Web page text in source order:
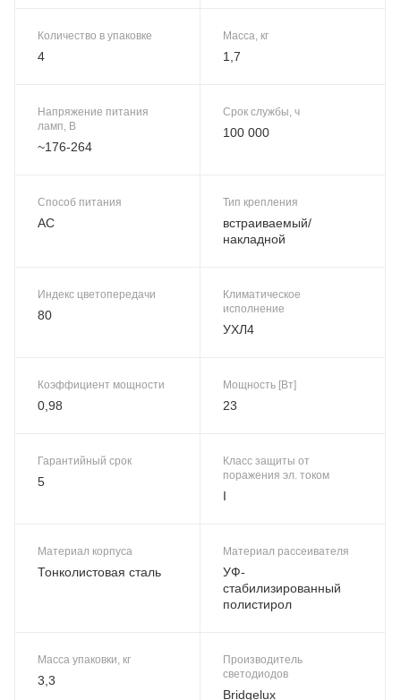
Количество в упаковке
4
Масса, кг
1,7
Напряжение питания
ламп, В
~176-264
Срок службы, ч
100 000
Способ питания
AC
Тип крепления
встраиваемый/
накладной
Индекс цветопередачи
80
Климатическое
исполнение
УХЛ4
Коэффициент мощности
0,98
Мощность [Вт]
23
Гарантийный срок
5
Класс защиты от
поражения эл. током
I
Материал корпуса
Тонколистовая сталь
Материал рассеивателя
УФ-
стабилизированный
полистирол
Масса упаковки, кг
3,3
Производитель
светодиодов
Bridgelux